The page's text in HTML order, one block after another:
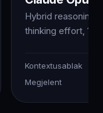
Hybrid reasoning
thinking effort, 1M
Kontextusablak
Megjelent